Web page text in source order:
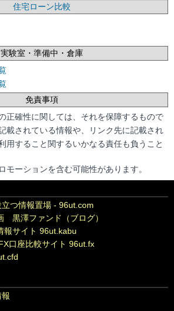
住宅ローン比較
実験室・準備中・倉庫
免責事項
正確性に関しては、それを保障するもので
載されている情報や、リンク先に記載され
用すること関するいかなる責任も負うこと
モーションを含む可能性があります。
つ情報置場 - 96ut.com
黒澤ファンド（ブログ）
報サイト 96ut.kabu
口座比較サイト 96ut.fx
報